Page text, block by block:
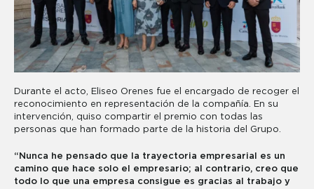
Durante el acto, Eliseo Orenes fue el encargado de recoger el
reconocimiento en representación de la compañía. En su
intervención, quiso compartir el premio con todas las
personas que han formado parte de la historia del Grupo.
“Nunca he pensado que la trayectoria empresarial es un
camino que hace solo el empresario; al contrario, creo que
todo lo que una empresa consigue es gracias al trabajo y